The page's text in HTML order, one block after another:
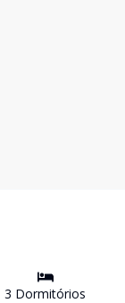
3 Dormitórios